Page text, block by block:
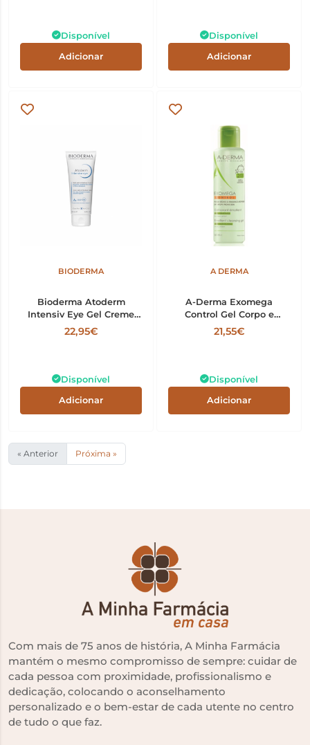
Disponível
Adicionar
Disponível
Adicionar
BIODERMA
Bioderma Atoderm
Intensiv Eye Gel Creme
100ml
22,95€
Disponível
Adicionar
A DERMA
A-Derma Exomega
Control Gel Corpo e
Cabelo 500ml
21,55€
Disponível
Adicionar
« Anterior Próxima »
Com mais de 75 anos de história, A Minha Farmácia
mantém o mesmo compromisso de sempre: cuidar de
cada pessoa com proximidade, profissionalismo e
dedicação, colocando o aconselhamento
personalizado e o bem-estar de cada utente no centro
de tudo o que faz.